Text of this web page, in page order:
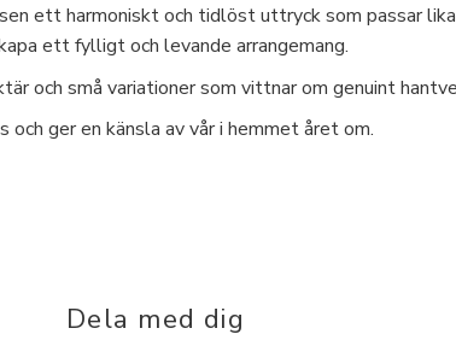
ett harmoniskt och tidlöst uttryck som passar
ett fylligt och levande arrangemang.
och små variationer som vittnar om genuint
ger en känsla av vår i hemmet året om.
Dela med dig